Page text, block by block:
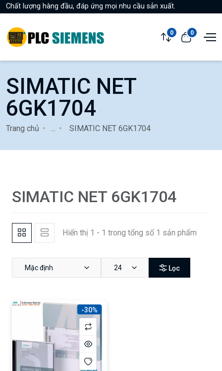
Chất lượng hàng đầu, đáp ứng mọi nhu cầu sản xuất.
0 0
SIMATIC NET
6GK1704
Trang chủ SIMATIC NET 6GK1704
SIMATIC NET 6GK1704
Hiển thị 1 - 1 trong tổng số 1 sản phẩm
Mặc định 24 Lọc
-30%